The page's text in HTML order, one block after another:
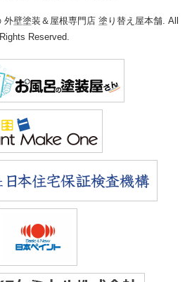
壁塗装＆屋根専門店 塗り替え屋本舗. All
Rights Reserved.